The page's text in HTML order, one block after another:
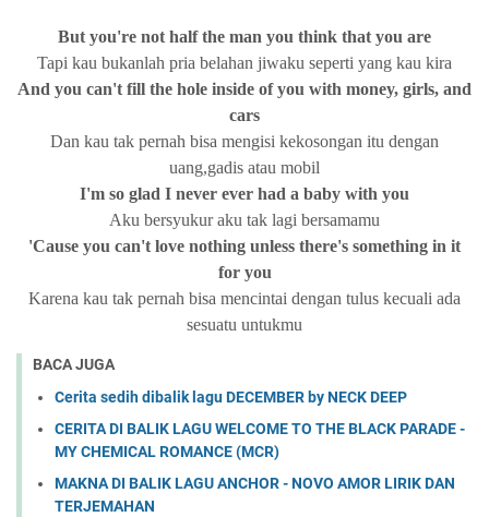
But you're not half the man you think that you are
Tapi kau bukanlah pria belahan jiwaku seperti yang kau kira
And you can't fill the hole inside of you with money, girls, and
cars
Dan kau tak pernah bisa mengisi kekosongan itu dengan
uang,gadis atau mobil
I'm so glad I never ever had a baby with you
Aku bersyukur aku tak lagi bersamamu
'Cause you can't love nothing unless there's something in it
for you
Karena kau tak pernah bisa mencintai dengan tulus kecuali ada
sesuatu untukmu
BACA JUGA
Cerita sedih dibalik lagu DECEMBER by NECK DEEP
CERITA DI BALIK LAGU WELCOME TO THE BLACK PARADE -
MY CHEMICAL ROMANCE (MCR)
MAKNA DI BALIK LAGU ANCHOR - NOVO AMOR LIRIK DAN
TERJEMAHAN